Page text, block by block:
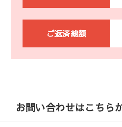
ご返済総額
お問い合わせはこちら